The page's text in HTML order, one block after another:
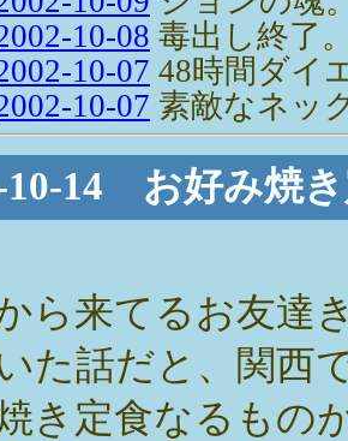
10-08 毒出し終了
10-07 48時間ダイ
10-07 素敵なネッ
10-14 お好み焼
ら来てるお友達
た話だと、関西
き定食なるもの